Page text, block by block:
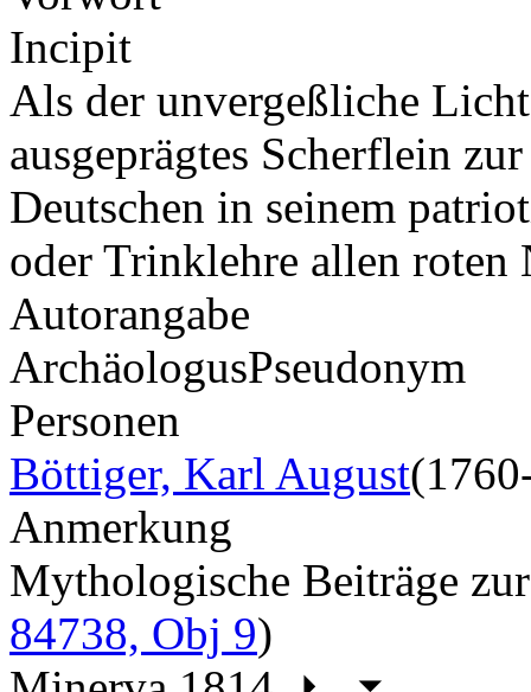
Incipit
Als der unvergeßliche
ausgeprägtes Scherflein
Deutschen in seinem
oder Trinklehre allen
Autorangabe
ArchäologusPseudonym
Personen
Böttiger, Karl August
Anmerkung
Mythologische Beiträge
84738, Obj 9)